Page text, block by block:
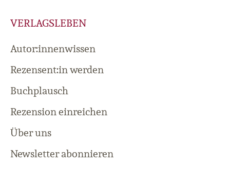
VERLAGSLEBEN
Autor:innenwissen
Rezensent:in werden
Buchplausch
Rezension einreichen
Über uns
Newsletter abonnieren